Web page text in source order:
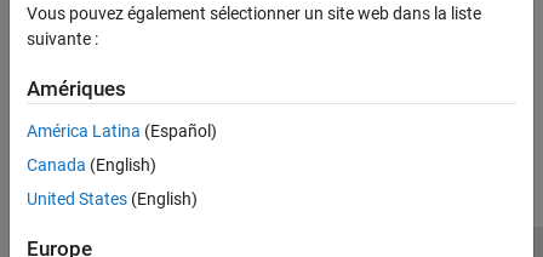
Vous pouvez également sélectionner un site web dans la liste
suivante :
Amériques
América Latina (Español)
Canada (English)
United States (English)
Europe